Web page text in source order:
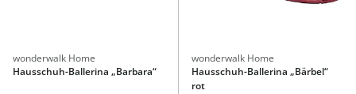
wonderwalk Home
Hausschuh-Ballerina „Barbara“
wonderwalk Home
Hausschuh-Ballerina „Bärbel“
rot